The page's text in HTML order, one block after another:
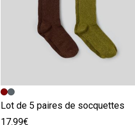
Image précédente
Image suivante
Lot de 5 paires de socquettes
17.99€